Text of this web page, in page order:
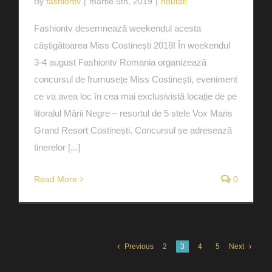
Fashiontv desemnează weekendul acesta
câștigătoarea Miss Costinești 2018! În weekendul
3-4 august Fashiontv Romania organizează
concursul de frumusețe Miss Costinești, eveniment
ce va avea loc în cea mai exclusivistă locație de pe
litoralul Mării Negre – resortul de 5 stele Vox Maris
Grand Resort Costinești. Concursul se adresează
tinerelor [...]
Read More 0
Previous 2 3 4 5 Next